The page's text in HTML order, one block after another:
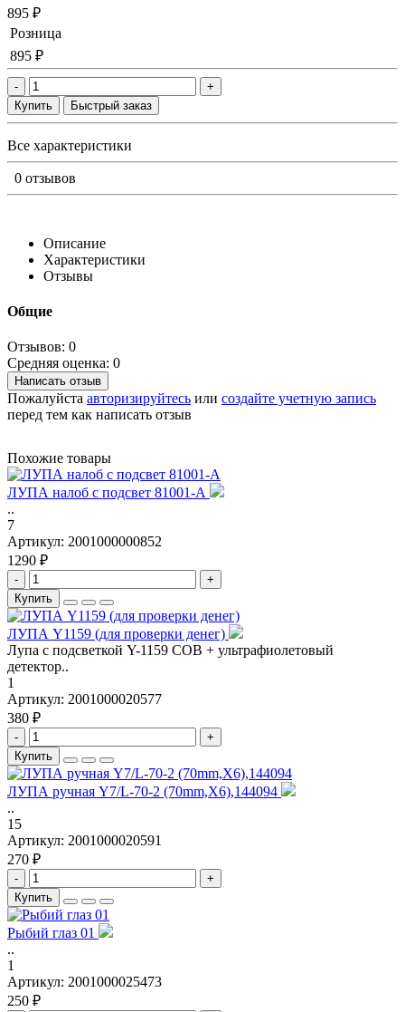
895 ₽
Розница
895 ₽
-
+
Купить
Быстрый заказ
Все характеристики
0 отзывов
Описание
Характеристики
Отзывы
Общие
Отзывов: 0
Средняя оценка: 0
Написать отзыв
Пожалуйста авторизируйтесь или создайте учетную запись
перед тем как написать отзыв
Похожие товары
ЛУПА налоб с подсвет 81001-А
..
7
Артикул: 2001000000852
1290 ₽
-
+
Купить
ЛУПА Y1159 (для проверки денег)
Лупа с подсветкой Y-1159 COB + ультрафиолетовый
детектор..
1
Артикул: 2001000020577
380 ₽
-
+
Купить
ЛУПА ручная Y7/L-70-2 (70mm,X6),144094
..
15
Артикул: 2001000020591
270 ₽
-
+
Купить
Рыбий глаз 01
..
1
Артикул: 2001000025473
250 ₽